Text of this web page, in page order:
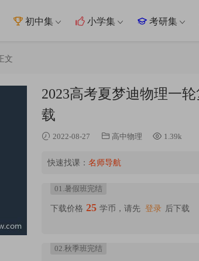
初中集 小学集 考研集
文
2023高考夏梦迪物理一
载
2022-08-27 高中物理 1.39k
快速找课： 名师导航
01.暑假班完结
下载价格 25 学币，请先 登录 后下载
02.秋季班完结